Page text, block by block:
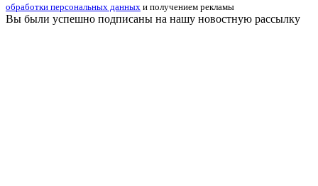
обработки персональных данных и получением рекламы
Вы были успешно подписаны на нашу новостную рассылку